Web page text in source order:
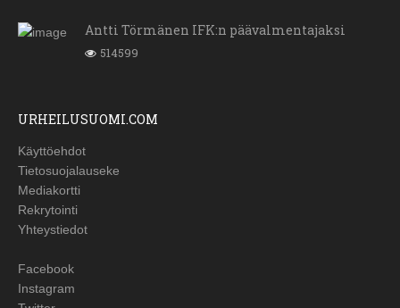
Antti Törmänen IFK:n päävalmentajaksi
514599
URHEILUSUOMI.COM
Käyttöehdot
Tietosuojalauseke
Mediakortti
Rekrytointi
Yhteystiedot
Facebook
Instagram